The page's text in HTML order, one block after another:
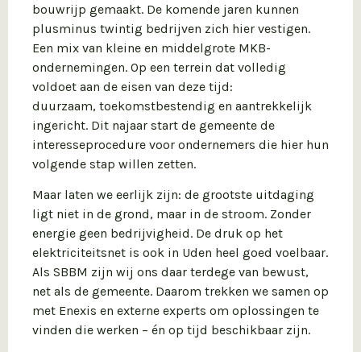
bouwrijp gemaakt. De komende jaren kunnen
plusminus twintig bedrijven zich hier vestigen.
Een mix van kleine en middelgrote MKB-
ondernemingen. Op een terrein dat volledig
voldoet aan de eisen van deze tijd:
duurzaam, toekomstbestendig en aantrekkelijk
ingericht. Dit najaar start de gemeente de
interesseprocedure voor ondernemers die hier hun
volgende stap willen zetten.
Maar laten we eerlijk zijn: de grootste uitdaging
ligt niet in de grond, maar in de stroom. Zonder
energie geen bedrijvigheid. De druk op het
elektriciteitsnet is ook in Uden heel goed voelbaar.
Als SBBM zijn wij ons daar terdege van bewust,
net als de gemeente. Daarom trekken we samen op
met Enexis en externe experts om oplossingen te
vinden die werken – én op tijd beschikbaar zijn.